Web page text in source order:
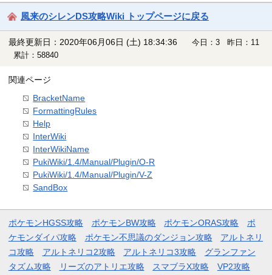
風来のシレンDS攻略Wiki トップページに戻る
最終更新日：2020年06月06日 (土) 18:34:36
今日：3 昨日：11
累計：58840
関連ページ
BracketName
FormattingRules
Help
InterWiki
InterWikiName
PukiWiki/1.4/Manual/Plugin/O-R
PukiWiki/1.4/Manual/Plugin/V-Z
SandBox
ポケモンHGSS攻略 ポケモンBW攻略 ポケモンORAS攻略
ポ
ケモンダイパ攻略
ポケモン不思議のダンジョン攻略
アルトネリ
コ攻略
アルトネリコ2攻略 アルトネリコ3攻略
グランファン
タズム攻略
リーズのアトリエ攻略 スマブラX攻略 VP2攻略